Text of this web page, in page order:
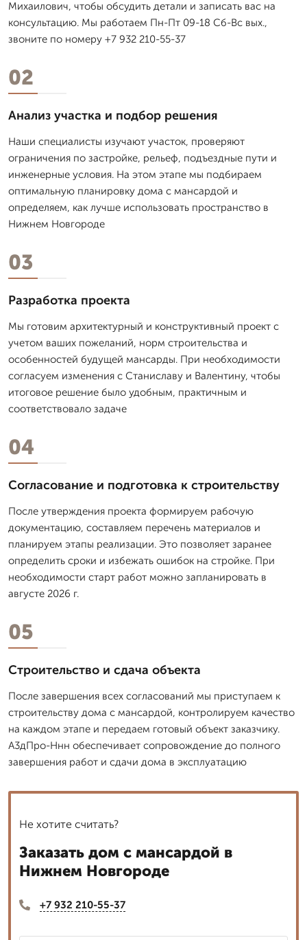
Михаилович, чтобы обсудить детали и записать вас на
консультацию. Мы работаем Пн-Пт 09-18 Сб-Вс вых.,
звоните по номеру +7 932 210-55-37
02
Анализ участка и подбор решения
Наши специалисты изучают участок, проверяют
ограничения по застройке, рельеф, подъездные пути и
инженерные условия. На этом этапе мы подбираем
оптимальную планировку дома с мансардой и
определяем, как лучше использовать пространство в
Нижнем Новгороде
03
Разработка проекта
Мы готовим архитектурный и конструктивный проект с
учетом ваших пожеланий, норм строительства и
особенностей будущей мансарды. При необходимости
согласуем изменения с Станиславу и Валентину, чтобы
итоговое решение было удобным, практичным и
соответствовало задаче
04
Согласование и подготовка к строительству
После утверждения проекта формируем рабочую
документацию, составляем перечень материалов и
планируем этапы реализации. Это позволяет заранее
определить сроки и избежать ошибок на стройке. При
необходимости старт работ можно запланировать в
августе 2026 г.
05
Строительство и сдача объекта
После завершения всех согласований мы приступаем к
строительству дома с мансардой, контролируем качество
на каждом этапе и передаем готовый объект заказчику.
А3дПро-Ннн обеспечивает сопровождение до полного
завершения работ и сдачи дома в эксплуатацию
Не хотите считать?
Заказать дом с мансардой в
Нижнем Новгороде
+7 932 210-55-37